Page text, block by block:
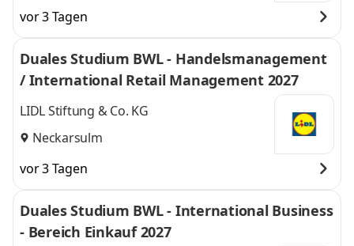
vor 3 Tagen
Duales Studium BWL - Handelsmanagement
/ International Retail Management 2027
LIDL Stiftung & Co. KG
Neckarsulm
vor 3 Tagen
Duales Studium BWL - International Business
- Bereich Einkauf 2027